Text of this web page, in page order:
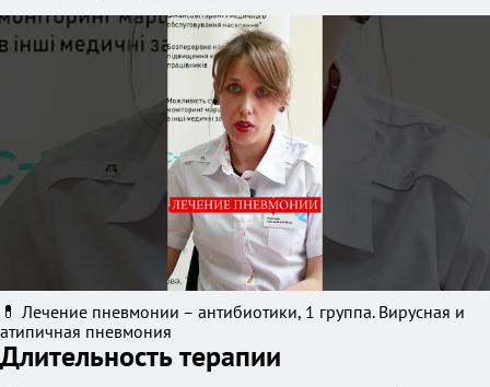
💊 Лечение пневмонии – антибиотики, 1 группа. Вирусная и
атипичная пневмония
Длительность терапии